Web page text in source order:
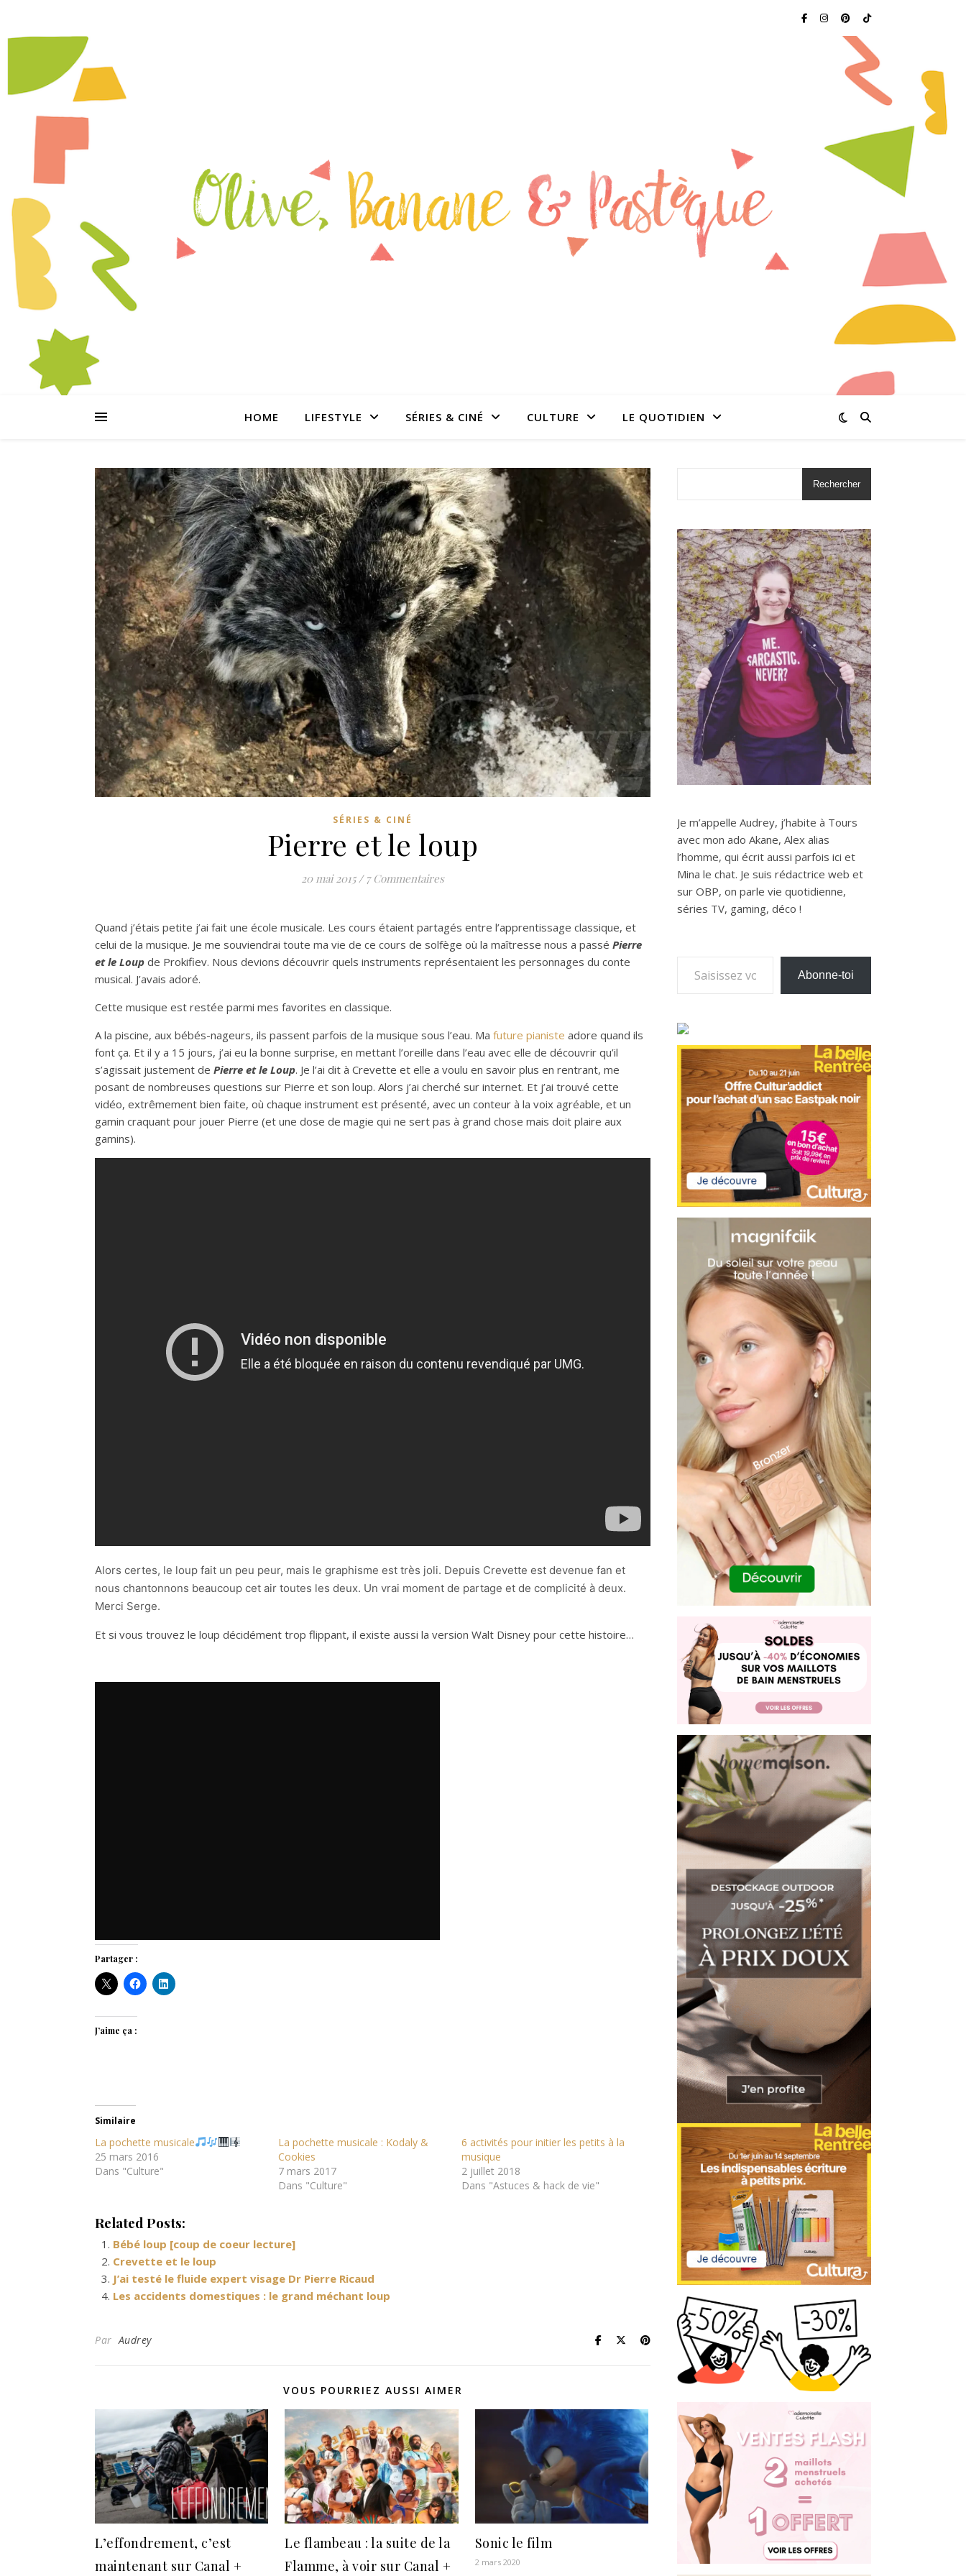
HOME LIFESTYLE SÉRIES & CINÉ CULTURE LE QUOTIDIEN
SÉRIES & CINÉ
Pierre et le loup
20 mai 2015 / 7 Commentaires
Quand j’étais petite j’ai fait une école musicale. Les cours étaient partagés entre l’apprentissage classique, et
celui de la musique. Je me souviendrai toute ma vie de ce cours de solfège où la maîtresse nous a passé Pierre
et le Loup de Prokifiev. Nous devions découvrir quels instruments représentaient les personnages du conte
musical. J’avais adoré.
Cette musique est restée parmi mes favorites en classique.
A la piscine, aux bébés-nageurs, ils passent parfois de la musique sous l’eau. Ma future pianiste adore quand ils
font ça. Et il y a 15 jours, j’ai eu la bonne surprise, en mettant l’oreille dans l’eau avec elle de découvrir qu’il
s’agissait justement de Pierre et le Loup. Je l’ai dit à Crevette et elle a voulu en savoir plus en rentrant, me
posant de nombreuses questions sur Pierre et son loup. Alors j’ai cherché sur internet. Et j’ai trouvé cette
vidéo, extrêmement bien faite, où chaque instrument est présenté, avec un conteur à la voix agréable, et un
gamin craquant pour jouer Pierre (et une dose de magie qui ne sert pas à grand chose mais doit plaire aux
gamins).
Alors certes, le loup fait un peu peur, mais le graphisme est très joli. Depuis Crevette est devenue fan et
nous chantonnons beaucoup cet air toutes les deux. Un vrai moment de partage et de complicité à deux.
Merci Serge.
Et si vous trouvez le loup décidément trop flippant, il existe aussi la version Walt Disney pour cette histoire…
Partager :
J’aime ça :
Similaire
La pochette musicale
25 mars 2016
Dans "Culture"
La pochette musicale : Kodaly &
Cookies
7 mars 2017
Dans "Culture"
6 activités pour initier les petits à la
musique
2 juillet 2018
Dans "Astuces & hack de vie"
Related Posts:
Bébé loup [coup de coeur lecture]
Crevette et le loup
J’ai testé le fluide expert visage Dr Pierre Ricaud
Les accidents domestiques : le grand méchant loup
Par Audrey
VOUS POURRIEZ AUSSI AIMER
L’effondrement, c’est
maintenant sur Canal +
Le flambeau : la suite de la
Flamme, à voir sur Canal +
Sonic le film
2 mars 2020
Rechercher
Je m’appelle Audrey, j’habite à Tours
avec mon ado Akane, Alex alias
l’homme, qui écrit aussi parfois ici et
Mina le chat. Je suis rédactrice web et
sur OBP, on parle vie quotidienne,
séries TV, gaming, déco !
Saisissez votre adresse e-mail…
Abonne-toi